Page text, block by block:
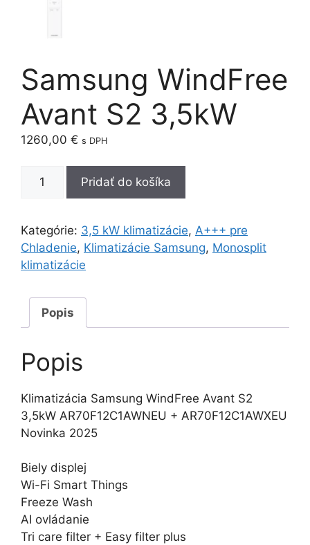
Samsung WindFree
Avant S2 3,5kW
1260,00 € s DPH
množstvo
Avant
S2
3,5kW
Pridať do košíka
Kategórie: 3,5 kW klimatizácie, A+++ pre
Chladenie, Klimatizácie Samsung, Monosplit
klimatizácie
Popis
Popis
Klimatizácia Samsung WindFree Avant S2
3,5kW AR70F12C1AWNEU + AR70F12C1AWXEU
Novinka 2025
Biely displej
Wi-Fi Smart Things
Freeze Wash
AI ovládanie
Tri care filter + Easy filter plus